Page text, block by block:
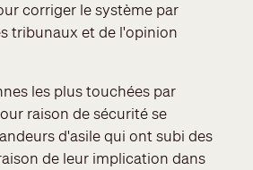
corriger le système par
tribunaux et de l'opinion
les plus touchées par
raison de sécurité se
d'asile qui ont subi des
de leur implication dans